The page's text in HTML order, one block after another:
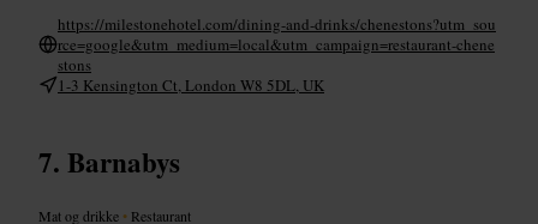
https://milestonehotel.com/dining-and-drinks/chenestons?utm_sou
rce=google&utm_medium=local&utm_campaign=restaurant-chene
stons
1-3 Kensington Ct, London W8 5DL, UK
Barnabys
Mat og drikke • Restaurant